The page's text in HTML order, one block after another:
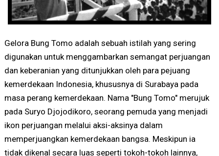
Gelora Bung Tomo adalah sebuah istilah yang sering
digunakan untuk menggambarkan semangat perjuangan
dan keberanian yang ditunjukkan oleh para pejuang
kemerdekaan Indonesia, khususnya di Surabaya pada
masa perang kemerdekaan. Nama "Bung Tomo" merujuk
pada Suryo Djojodikoro, seorang pemuda yang menjadi
ikon perjuangan melalui aksi-aksinya dalam
memperjuangkan kemerdekaan bangsa. Meskipun ia
tidak dikenal secara luas seperti tokoh-tokoh lainnya,